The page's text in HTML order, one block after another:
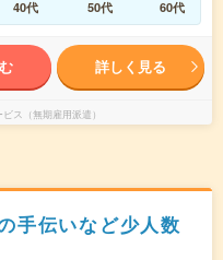
40代 50代 60代
詳しく見る
ス（無期雇用派遣）
手伝いなど少人数